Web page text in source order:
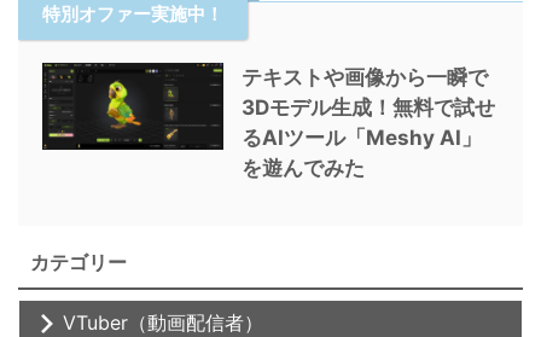
特別オファー実施中！
テキストや画像から一瞬で
3Dモデル生成！無料で試せ
るAIツール「Meshy AI」
を遊んでみた
カテゴリー
VTuber（動画配信者）